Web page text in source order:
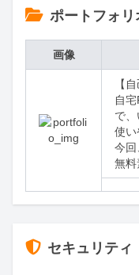
ポートフォリ
画像
【
自
で
使い
今回
無料
セキュリティ